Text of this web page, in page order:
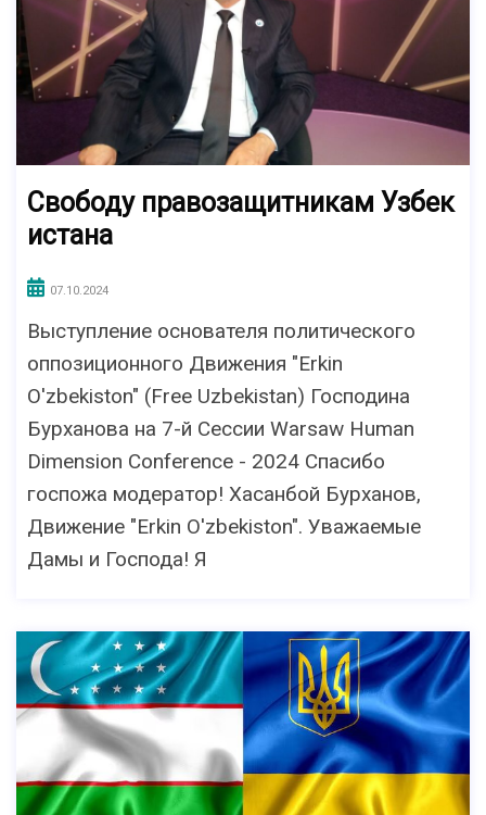
Свободу правозащитникам Узбек
истана
07.10.2024
Выступление основателя политического
оппозиционного Движения "Erkin
O'zbekiston" (Free Uzbekistan) Господина
Бурханова на 7-й Сессии Warsaw Human
Dimension Conference - 2024 Спасибо
госпожа модератор! Хасанбой Бурханов,
Движение "Erkin O'zbekiston". Уважаемые
Дамы и Господа! Я